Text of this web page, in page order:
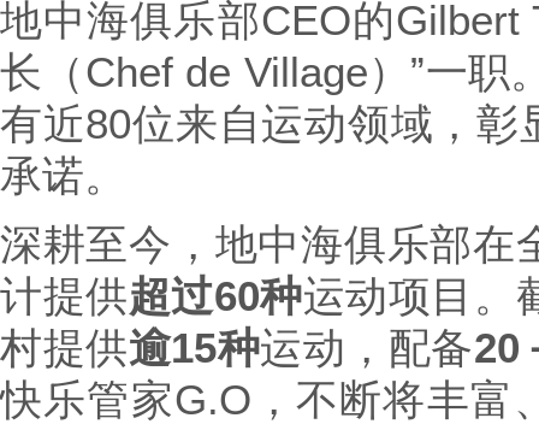
地中海俱乐部CEO的Gilbert
长（Chef de Village）”一职
有近80位来自运动领域，
承诺。
深耕至今，地中海俱乐部在
计提供超过60种运动项目。
村提供逾15种运动，配备20
快乐管家G.O，不断将丰富